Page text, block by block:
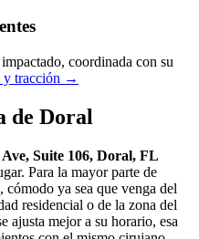
coordinada con su
y tracción →
de Doral
Suite 106, Doral, FL
Para la mayor parte de
ya sea que venga del
residencial o de la zona del
ajusta mejor a su horario, esa